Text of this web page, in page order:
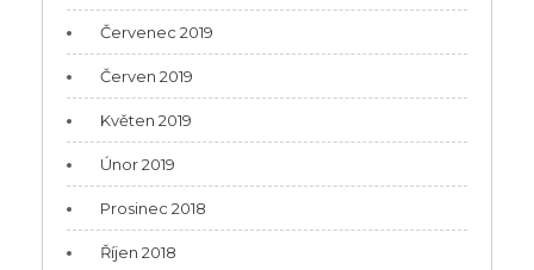
Červenec 2019
Červen 2019
Květen 2019
Únor 2019
Prosinec 2018
Říjen 2018